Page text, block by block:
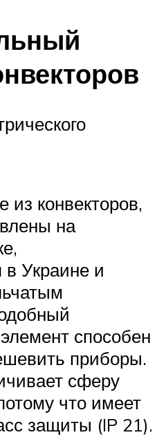
конвекторов,
на
в Украине и
способен
приборы.
сферу
что имеет
защиты (IP 21).